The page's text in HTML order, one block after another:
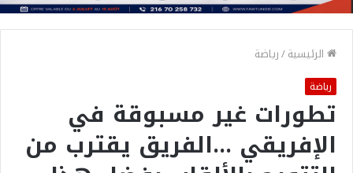
الرئيسية/رياضة
رياضة
تطورات غير مسبوقة في
الإفريقي …الفريق يقترب من